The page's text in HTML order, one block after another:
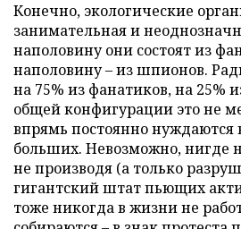
Конечно, экологические
занимательная и
наполовину они состоят из
наполовину – из шпионов.
на 75% из фанатиков, на 25%
общей конфигурации это не
впрямь постоянно нуждаются
больших. Невозможно, нигде
не производя (а только
гигантский штат пьющих
тоже никогда в жизни не